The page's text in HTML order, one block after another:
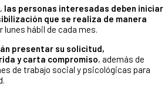
las personas interesadas deben iniciar
que se realiza de manera
lunes hábil de cada mes.
presentar su solicitud,
y carta compromiso, además de
de trabajo social y psicológicas para